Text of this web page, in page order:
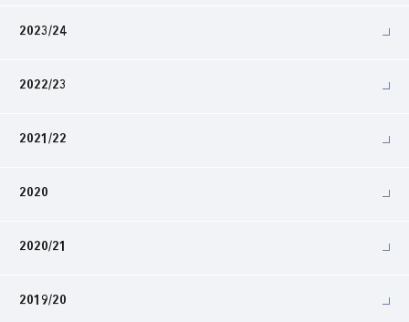
2023/24
2022/23
2021/22
2020
2020/21
2019/20